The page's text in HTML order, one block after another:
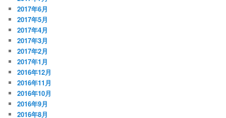
2017年6月
2017年5月
2017年4月
2017年3月
2017年2月
2017年1月
2016年12月
2016年11月
2016年10月
2016年9月
2016年8月